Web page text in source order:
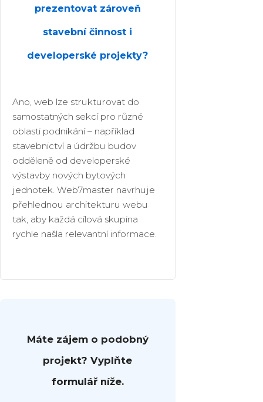
prezentovat zároveň
stavební činnost i
developerské projekty?
Ano, web lze strukturovat do
samostatných sekcí pro různé
oblasti podnikání – například
stavebnictví a údržbu budov
odděleně od developerské
výstavby nových bytových
jednotek. Web7master navrhuje
přehlednou architekturu webu
tak, aby každá cílová skupina
rychle našla relevantní informace.
Máte zájem o podobný
projekt? Vyplňte
formulář níže.